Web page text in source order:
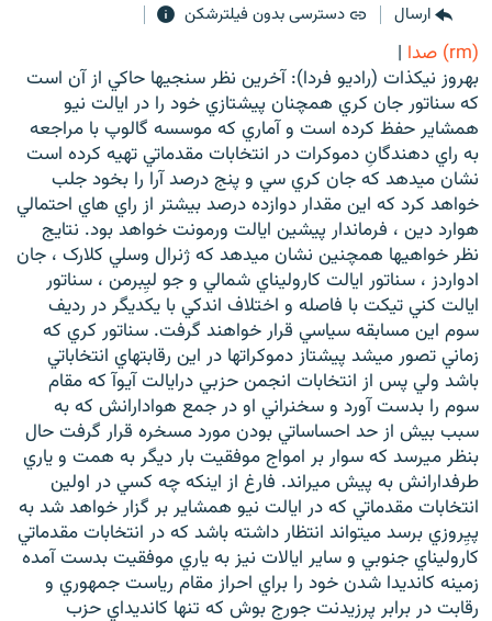
گزارش‌های تصویری
گزارش‌های ویدئویی
زنان فردا
English
به ما بپیوندید
زبان‌های دیگر
ارسال
دسترسی بدون فیلترشکن
(rm) صدا
|
بهروز نيكذات (راديو فردا): آخرين نظر سنجيها حاکي از آن است
که سناتور جان کري همچنان پيشتازي خود را در ايالت نيو
همشاير حفظ کرده است و آماري که موسسه گالوپ با مراجعه
به راي دهندگانِ دموکرات در انتخابات مقدماتي تهيه کرده است
نشان ميدهد که جان کري سي و پنج درصد آرا را بخود جلب
خواهد کرد که اين مقدار دوازده درصد بيشتر از راي هاي احتمالي
هوارد دين ، فرماندار پيشين ايالت ورمونت خواهد بود. نتايج
نظر خواهيها همچنين نشان ميدهد که ژنرال وسلي کلارک ، جان
ادواردز ، سناتور ايالت کاروليناي شمالي و جو ليِبرمن ، سناتور
ايالت کني تيکت با فاصله و اختلاف اندکي با يکديگر در رديف
سوم اين مسابقه سياسي قرار خواهند گرفت. سناتور کري که
زماني تصور ميشد پيشتاز دموکراتها در اين رقابتهاي انتخاباتي
باشد ولي پس از انتخابات انجمن حزبي درايالت آيوآ که مقام
سوم را بدست آورد و سخنراني او در جمع هوادارانش که به
سبب بيش از حد احساساتي بودن مورد مسخره قرار گرفت حال
بنظر ميرسد که سوار بر امواج موفقيت بار ديگر به همت و ياري
طرفدارانش به پيش ميراند. فارغ از اينکه چه کسي در اولين
انتخابات مقدماتي که در ايالت نيو همشاير بر گزار خواهد شد به
پيِروزي برسد ميتواند انتظار داشته باشد که در انتخابات مقدماتي
کاروليناي جنوبي و ساير ايالات نيز به ياري موفقيت بدست آمده
زمينه کانديدا شدن خود را براي احراز مقام رياست جمهوري و
رقابت در برابر پرزيدنت جورج بوش که تنها کانديداي حزب